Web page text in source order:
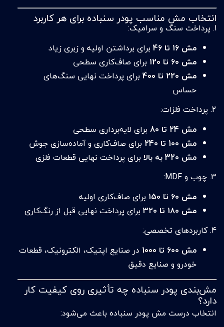
انتخاب مش مناسب پودر سنباده برای هر کاربرد
1. پرداخت سنگ و سرامیک:
مش 16 تا 46
برای برداشتن اولیه و زبری زیاد
مش 60 تا 120
برای صاف‌کاری سطحی
مش 220 تا 400
برای پرداخت نهایی سنگ‌های
حساس
2. پرداخت فلزات:
مش 24 تا 80
برای لایه‌برداری سطحی
مش 100 تا 240
برای صاف‌کاری و آماده‌سازی جوش
مش 320 به بالا
برای پرداخت نهایی قطعات فلزی
3. چوب و MDF:
مش 60 تا 150
برای صاف‌کاری اولیه
مش 180 تا 320
برای پرداخت نهایی قبل از رنگ‌کاری
4. کاربردهای تخصصی:
مش 600 تا 1000
در صنایع اپتیک، الکترونیک، قطعات
خودرو و صنایع دقیق
مش‌بندی پودر سنباده چه تأثیری روی کیفیت کار
دارد؟
انتخاب درست مش پودر سنباده باعث می‌شود: